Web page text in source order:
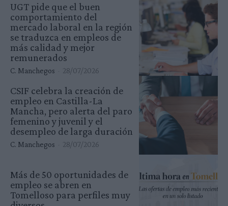
UGT pide que el buen
comportamiento del
mercado laboral en la región
se traduzca en empleos de
más calidad y mejor
remunerados
C. Manchegos 28/07/2026
CSIF celebra la creación de
empleo en Castilla-La
Mancha, pero alerta del paro
femenino y juvenil y el
desempleo de larga duración
C. Manchegos 28/07/2026
Más de 50 oportunidades de
empleo se abren en
Tomelloso para perfiles muy